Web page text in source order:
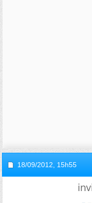
18/09/2012, 15h55